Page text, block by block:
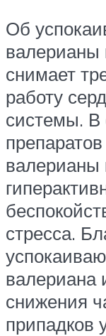
Об
валерианы
снимает
работу
системы. В
препаратов
валерианы
стресса.
валериана
снижения
припадков